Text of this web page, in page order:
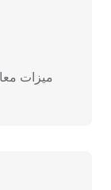
ميزات